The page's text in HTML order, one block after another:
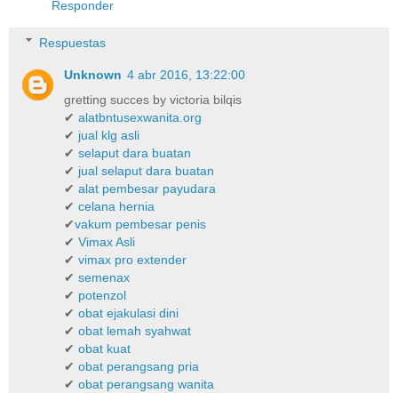
Responder
Respuestas
Unknown 4 abr 2016, 13:22:00
gretting succes by victoria bilqis
✔alatbntusexwanita.org
✔ jual klg asli
✔selaput dara buatan
✔ jual selaput dara buatan
✔alat pembesar payudara
✔celana hernia
✔vakum pembesar penis
✔Vimax Asli
✔vimax pro extender
✔semenax
✔ potenzol
✔obat ejakulasi dini
✔obat lemah syahwat
✔obat kuat
✔obat perangsang pria
✔obat perangsang wanita